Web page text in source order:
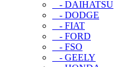
- DAIHATSU
- DODGE
- FIAT
- FORD
- FSO
- GEELY